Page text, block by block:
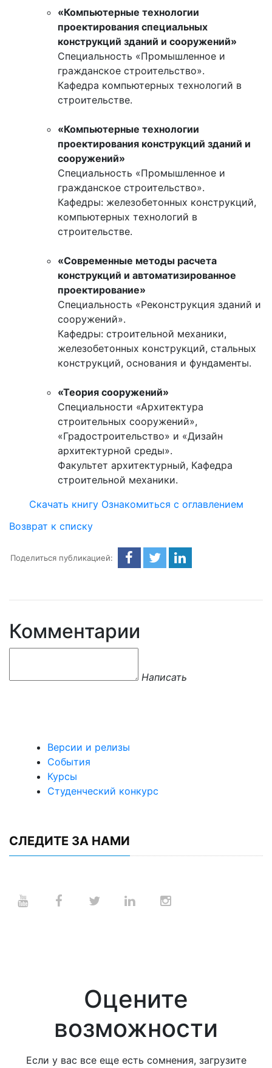
«Компьютерные технологии
проектирования специальных
конструкций зданий и сооружений»
Специальность «Промышленное и
гражданское строительство».
Кафедра компьютерных технологий в
строительстве.
«Компьютерные технологии
проектирования конструкций зданий и
сооружений»
Специальность «Промышленное и
гражданское строительство».
Кафедры: железобетонных конструкций,
компьютерных технологий в
строительстве.
«Современные методы расчета
конструкций и автоматизированное
проектирование»
Специальность «Реконструкция зданий и
сооружений».
Кафедры: строительной механики,
железобетонных конструкций, стальных
конструкций, основания и фундаменты.
«Теория сооружений»
Специальности «Архитектура
строительных сооружений»,
«Градостроительство» и «Дизайн
архитектурной среды».
Факультет архитектурный, Кафедра
строительной механики.
Скачать книгу Ознакомиться с оглавлением
Возврат к списку
Поделиться публикацией:
Комментарии
Написать
Версии и релизы
События
Курсы
Студенческий конкурс
СЛЕДИТЕ ЗА НАМИ
Оцените
возможности
Если у вас все еще есть сомнения, загрузите